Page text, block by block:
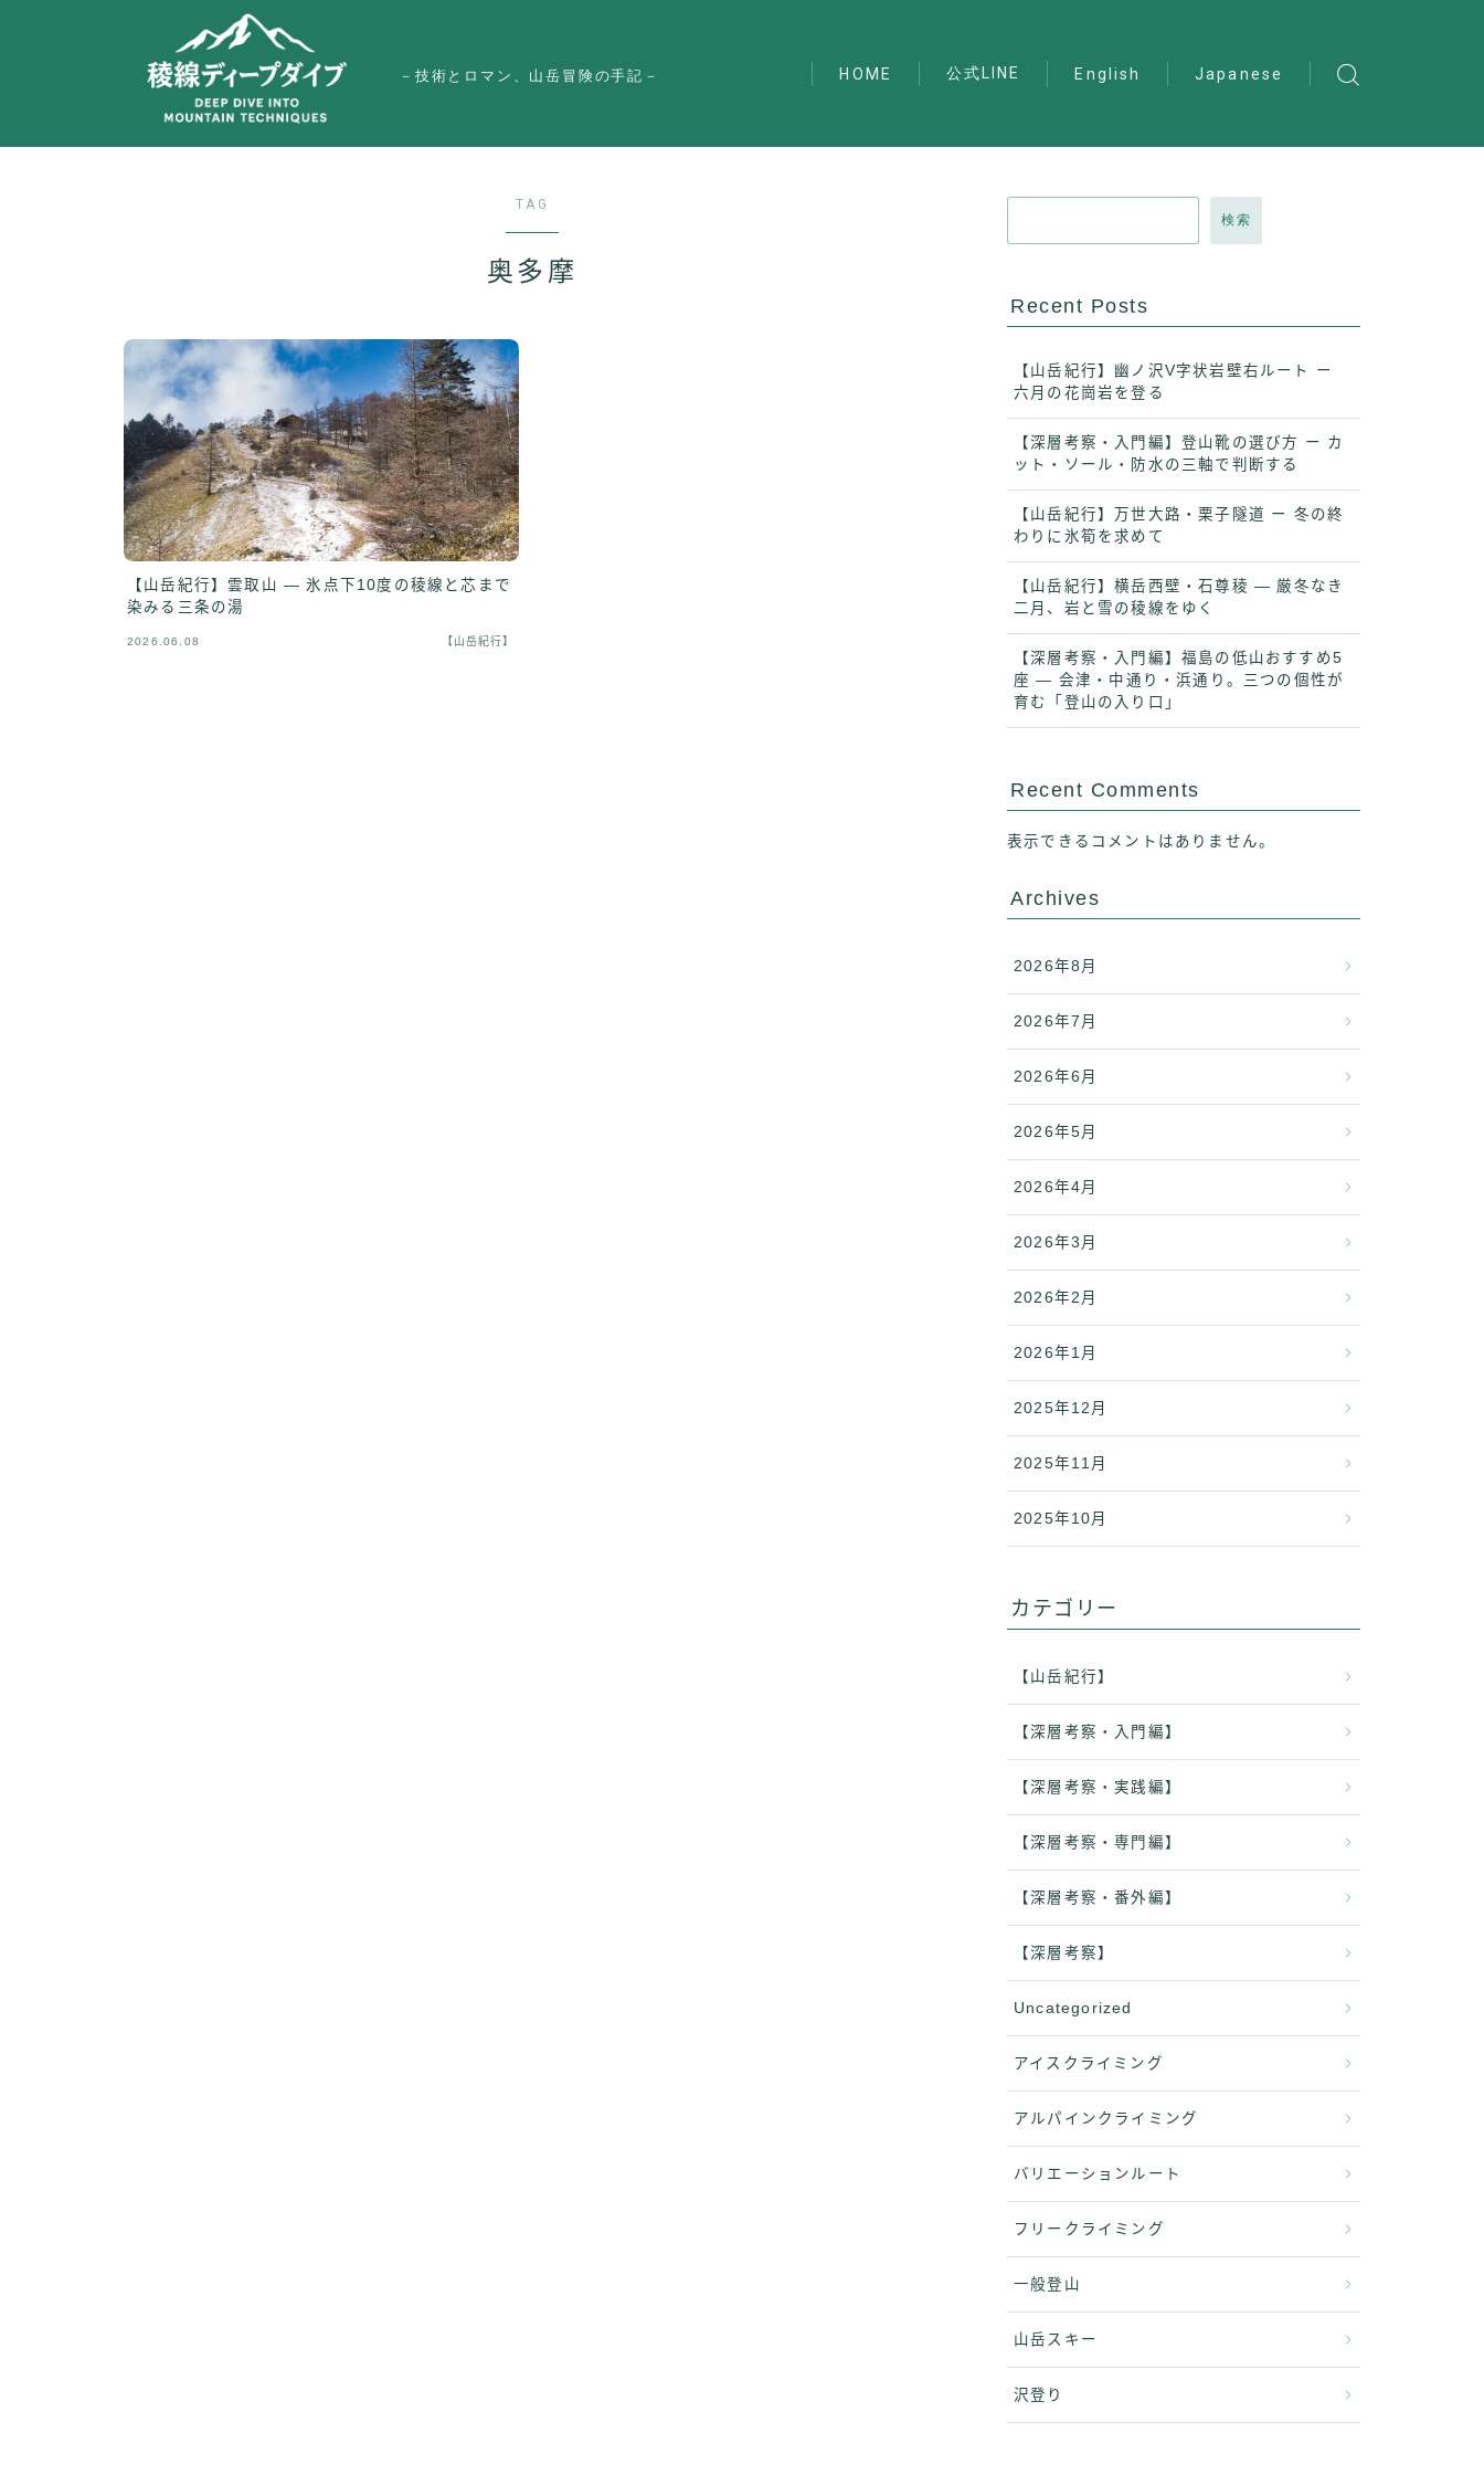
－技術とロマン、山岳冒険の手記－ HOME 公式LINE English Japanese
TAG
奥多摩
【山岳紀行】雲取山 — 氷点下10度の稜線と芯まで
染みる三条の湯
2026.06.08 【山岳紀行】
検索
Recent Posts
【山岳紀行】幽ノ沢V字状岩壁右ルート ー
六月の花崗岩を登る
【深層考察・入門編】登山靴の選び方 ー カ
ット・ソール・防水の三軸で判断する
【山岳紀行】万世大路・栗子隧道 ー 冬の終
わりに氷筍を求めて
【山岳紀行】横岳西壁・石尊稜 ― 厳冬なき
二月、岩と雪の稜線をゆく
【深層考察・入門編】福島の低山おすすめ5
座 ― 会津・中通り・浜通り。三つの個性が
育む「登山の入り口」
Recent Comments
表示できるコメントはありません。
Archives
2026年8月
2026年7月
2026年6月
2026年5月
2026年4月
2026年3月
2026年2月
2026年1月
2025年12月
2025年11月
2025年10月
カテゴリー
【山岳紀行】
【深層考察・入門編】
【深層考察・実践編】
【深層考察・専門編】
【深層考察・番外編】
【深層考察】
Uncategorized
アイスクライミング
アルパインクライミング
バリエーションルート
フリークライミング
一般登山
山岳スキー
沢登り